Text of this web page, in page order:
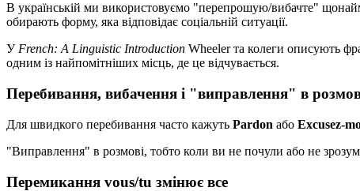
В українській ми використовуємо "перепрошую/вибачте"
обирають форму, яка відповідає соціальній ситуації.
УFrench: A Linguistic Introduction Wheeler та колеги описують
одним із найпомітніших місць, де це відчувається.
Перебивання, вибачення і "виправлення" в
Для швидкого перебивання часто кажуть Pardon або Excusez-
"Виправлення" в розмові, тобто коли ви не почули або не
Перемикання vous/tu змінює все